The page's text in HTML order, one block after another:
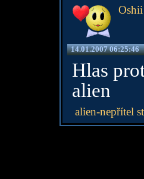
Oshii
14.01.2007 06:25:46
Hlas
alien
alien-nepřítel